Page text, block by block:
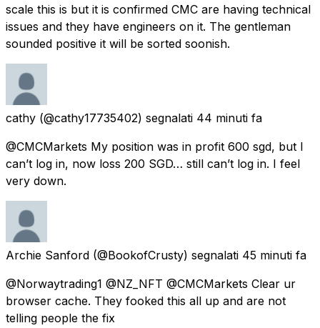
scale this is but it is confirmed CMC are having technical
issues and they have engineers on it. The gentleman
sounded positive it will be sorted soonish.
cathy (@cathy17735402) segnalati 44 minuti fa
@CMCMarkets My position was in profit 600 sgd, but I
can’t log in, now loss 200 SGD… still can’t log in. I feel
very down.
Archie Sanford (@BookofCrusty) segnalati 45 minuti fa
@Norwaytrading1 @NZ_NFT @CMCMarkets Clear ur
browser cache. They fooked this all up and are not
telling people the fix